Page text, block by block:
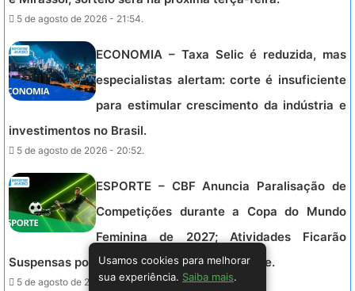
5 de agosto de 2026 - 21:54.
ECONOMIA – Taxa Selic é reduzida, mas
especialistas alertam: corte é insuficiente
para estimular crescimento da indústria e
investimentos no Brasil.
5 de agosto de 2026 - 20:52.
ESPORTE – CBF Anuncia Paralisação de
Competições durante a Copa do Mundo
Feminina de 2027; Atividades Ficarão
Suspensas por 31 Dias em Oito Cidades-Sede.
5 de agosto de 2026 - 20:17.
Usamos cookies para melhorar
sua experiência. Saiba mais